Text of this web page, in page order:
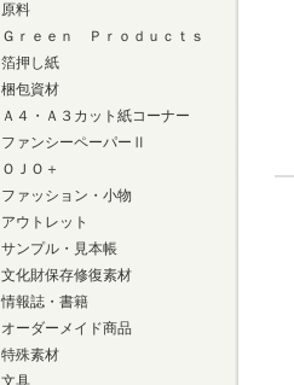
原料
Ｇｒｅｅｎ Ｐｒｏｄｕｃｔｓ
箔押し紙
梱包資材
Ａ４・Ａ３カット紙コーナー
ファンシーペーパーⅡ
ＯＪＯ＋
ファッション・小物
アウトレット
サンプル・見本帳
文化財保存修復素材
情報誌・書籍
オーダーメイド商品
特殊素材
文具